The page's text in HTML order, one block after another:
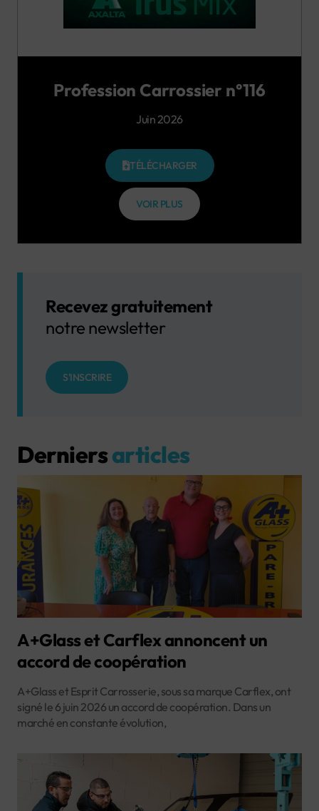
Profession Carrossier n°116
Juin 2026
TÉLÉCHARGER
VOIR PLUS
Recevez gratuitement
notre newsletter
S'INSCRIRE
Derniersarticles
A+Glass et Carflex annoncent un
accord de coopération
A+Glass et Esprit Carrosserie, sous sa marque Carflex, ont
signé le 6 juin 2026 un accord de coopération. Dans un
marché en constante évolution,